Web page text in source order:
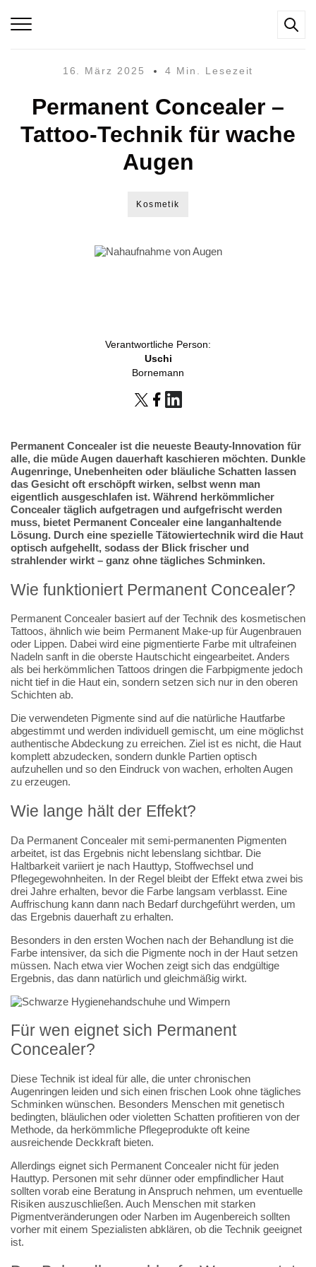
16. März 2025 4 Min. Lesezeit
Permanent Concealer –
Tattoo-Technik für wache
Augen
Kosmetik
Verantwortliche Person:
Uschi
Bornemann
Permanent Concealer ist die neueste Beauty-Innovation für
alle, die müde Augen dauerhaft kaschieren möchten. Dunkle
Augenringe, Unebenheiten oder bläuliche Schatten lassen
das Gesicht oft erschöpft wirken, selbst wenn man
eigentlich ausgeschlafen ist. Während herkömmlicher
Concealer täglich aufgetragen und aufgefrischt werden
muss, bietet Permanent Concealer eine langanhaltende
Lösung. Durch eine spezielle Tätowiertechnik wird die Haut
optisch aufgehellt, sodass der Blick frischer und
strahlender wirkt – ganz ohne tägliches Schminken.
Wie funktioniert Permanent Concealer?
Permanent Concealer basiert auf der Technik des kosmetischen
Tattoos, ähnlich wie beim Permanent Make-up für Augenbrauen
oder Lippen. Dabei wird eine pigmentierte Farbe mit ultrafeinen
Nadeln sanft in die oberste Hautschicht eingearbeitet. Anders
als bei herkömmlichen Tattoos dringen die Farbpigmente jedoch
nicht tief in die Haut ein, sondern setzen sich nur in den oberen
Schichten ab.
Die verwendeten Pigmente sind auf die natürliche Hautfarbe
abgestimmt und werden individuell gemischt, um eine möglichst
authentische Abdeckung zu erreichen. Ziel ist es nicht, die Haut
komplett abzudecken, sondern dunkle Partien optisch
aufzuhellen und so den Eindruck von wachen, erholten Augen
zu erzeugen.
Wie lange hält der Effekt?
Da Permanent Concealer mit semi-permanenten Pigmenten
arbeitet, ist das Ergebnis nicht lebenslang sichtbar. Die
Haltbarkeit variiert je nach Hauttyp, Stoffwechsel und
Pflegegewohnheiten. In der Regel bleibt der Effekt etwa zwei bis
drei Jahre erhalten, bevor die Farbe langsam verblasst. Eine
Auffrischung kann dann nach Bedarf durchgeführt werden, um
das Ergebnis dauerhaft zu erhalten.
Besonders in den ersten Wochen nach der Behandlung ist die
Farbe intensiver, da sich die Pigmente noch in der Haut setzen
müssen. Nach etwa vier Wochen zeigt sich das endgültige
Ergebnis, das dann natürlich und gleichmäßig wirkt.
Für wen eignet sich Permanent
Concealer?
Diese Technik ist ideal für alle, die unter chronischen
Augenringen leiden und sich einen frischen Look ohne tägliches
Schminken wünschen. Besonders Menschen mit genetisch
bedingten, bläulichen oder violetten Schatten profitieren von der
Methode, da herkömmliche Pflegeprodukte oft keine
ausreichende Deckkraft bieten.
Allerdings eignet sich Permanent Concealer nicht für jeden
Hauttyp. Personen mit sehr dünner oder empfindlicher Haut
sollten vorab eine Beratung in Anspruch nehmen, um eventuelle
Risiken auszuschließen. Auch Menschen mit starken
Pigmentveränderungen oder Narben im Augenbereich sollten
vorher mit einem Spezialisten abklären, ob die Technik geeignet
ist.